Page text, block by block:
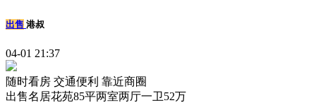
出售 港叔
04-01 21:37
随时看房 交通便利 靠近商圈
出售名居花苑85平两室两厅一卫52万